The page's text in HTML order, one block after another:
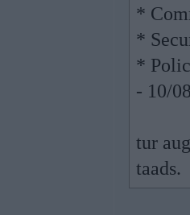
*
*
*
- 10/
tur
taads.